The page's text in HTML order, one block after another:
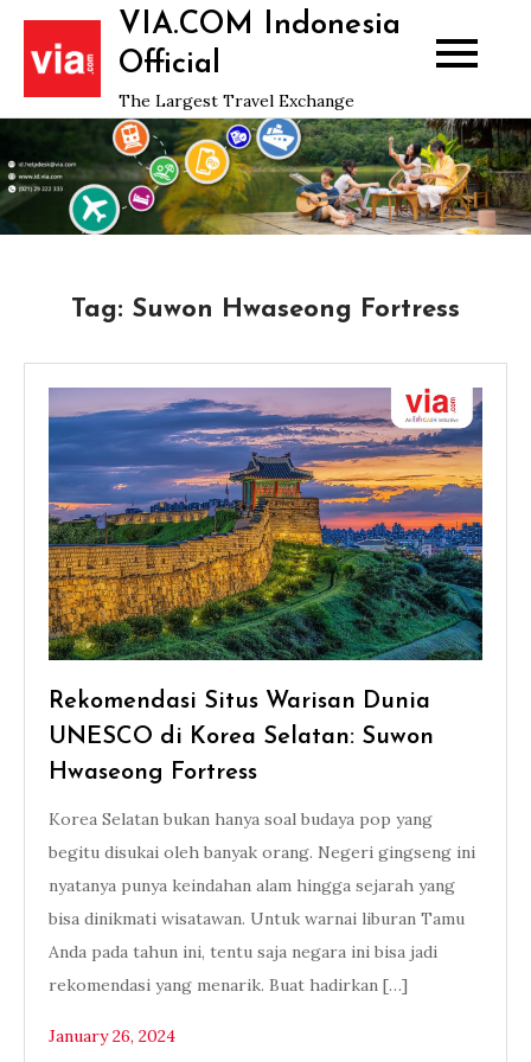
Skip
content
VIA.COM Indonesia
Official
The Largest Travel Exchange
Tag: Suwon Hwaseong Fortress
Rekomendasi Situs Warisan Dunia
UNESCO di Korea Selatan: Suwon
Hwaseong Fortress
Korea Selatan bukan hanya soal budaya pop yang
begitu disukai oleh banyak orang. Negeri gingseng ini
nyatanya punya keindahan alam hingga sejarah yang
bisa dinikmati wisatawan. Untuk warnai liburan Tamu
Anda pada tahun ini, tentu saja negara ini bisa jadi
rekomendasi yang menarik. Buat hadirkan […]
January 26, 2024